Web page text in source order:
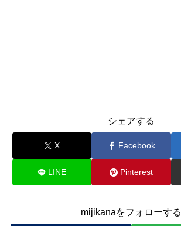
シェアする
X Facebook
LINE Pinterest
mijikanaをフォローする